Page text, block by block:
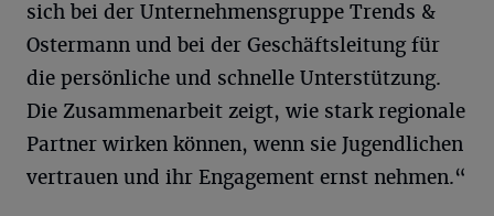
sich bei der Unternehmensgruppe Trends &
Ostermann und bei der Geschäftsleitung für
die persönliche und schnelle Unterstützung.
Die Zusammenarbeit zeigt, wie stark regionale
Partner wirken können, wenn sie Jugendlichen
vertrauen und ihr Engagement ernst nehmen.“